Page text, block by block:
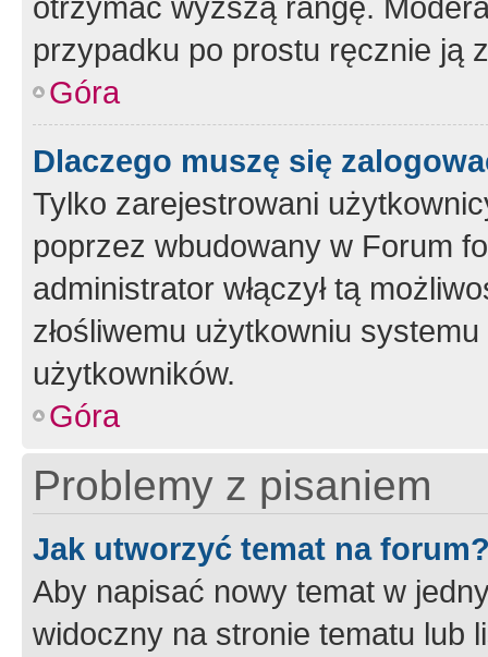
przypadku po prostu ręcznie ją
Góra
Dlaczego muszę się
Tylko zarejestrowani
poprzez wbudowany w Forum
administrator włączył tą
złośliwemu użytkowniu
użytkowników.
Góra
Problemy z pisaniem
Jak utworzyć temat na
Aby napisać nowy temat w
widoczny na stronie tematu lub